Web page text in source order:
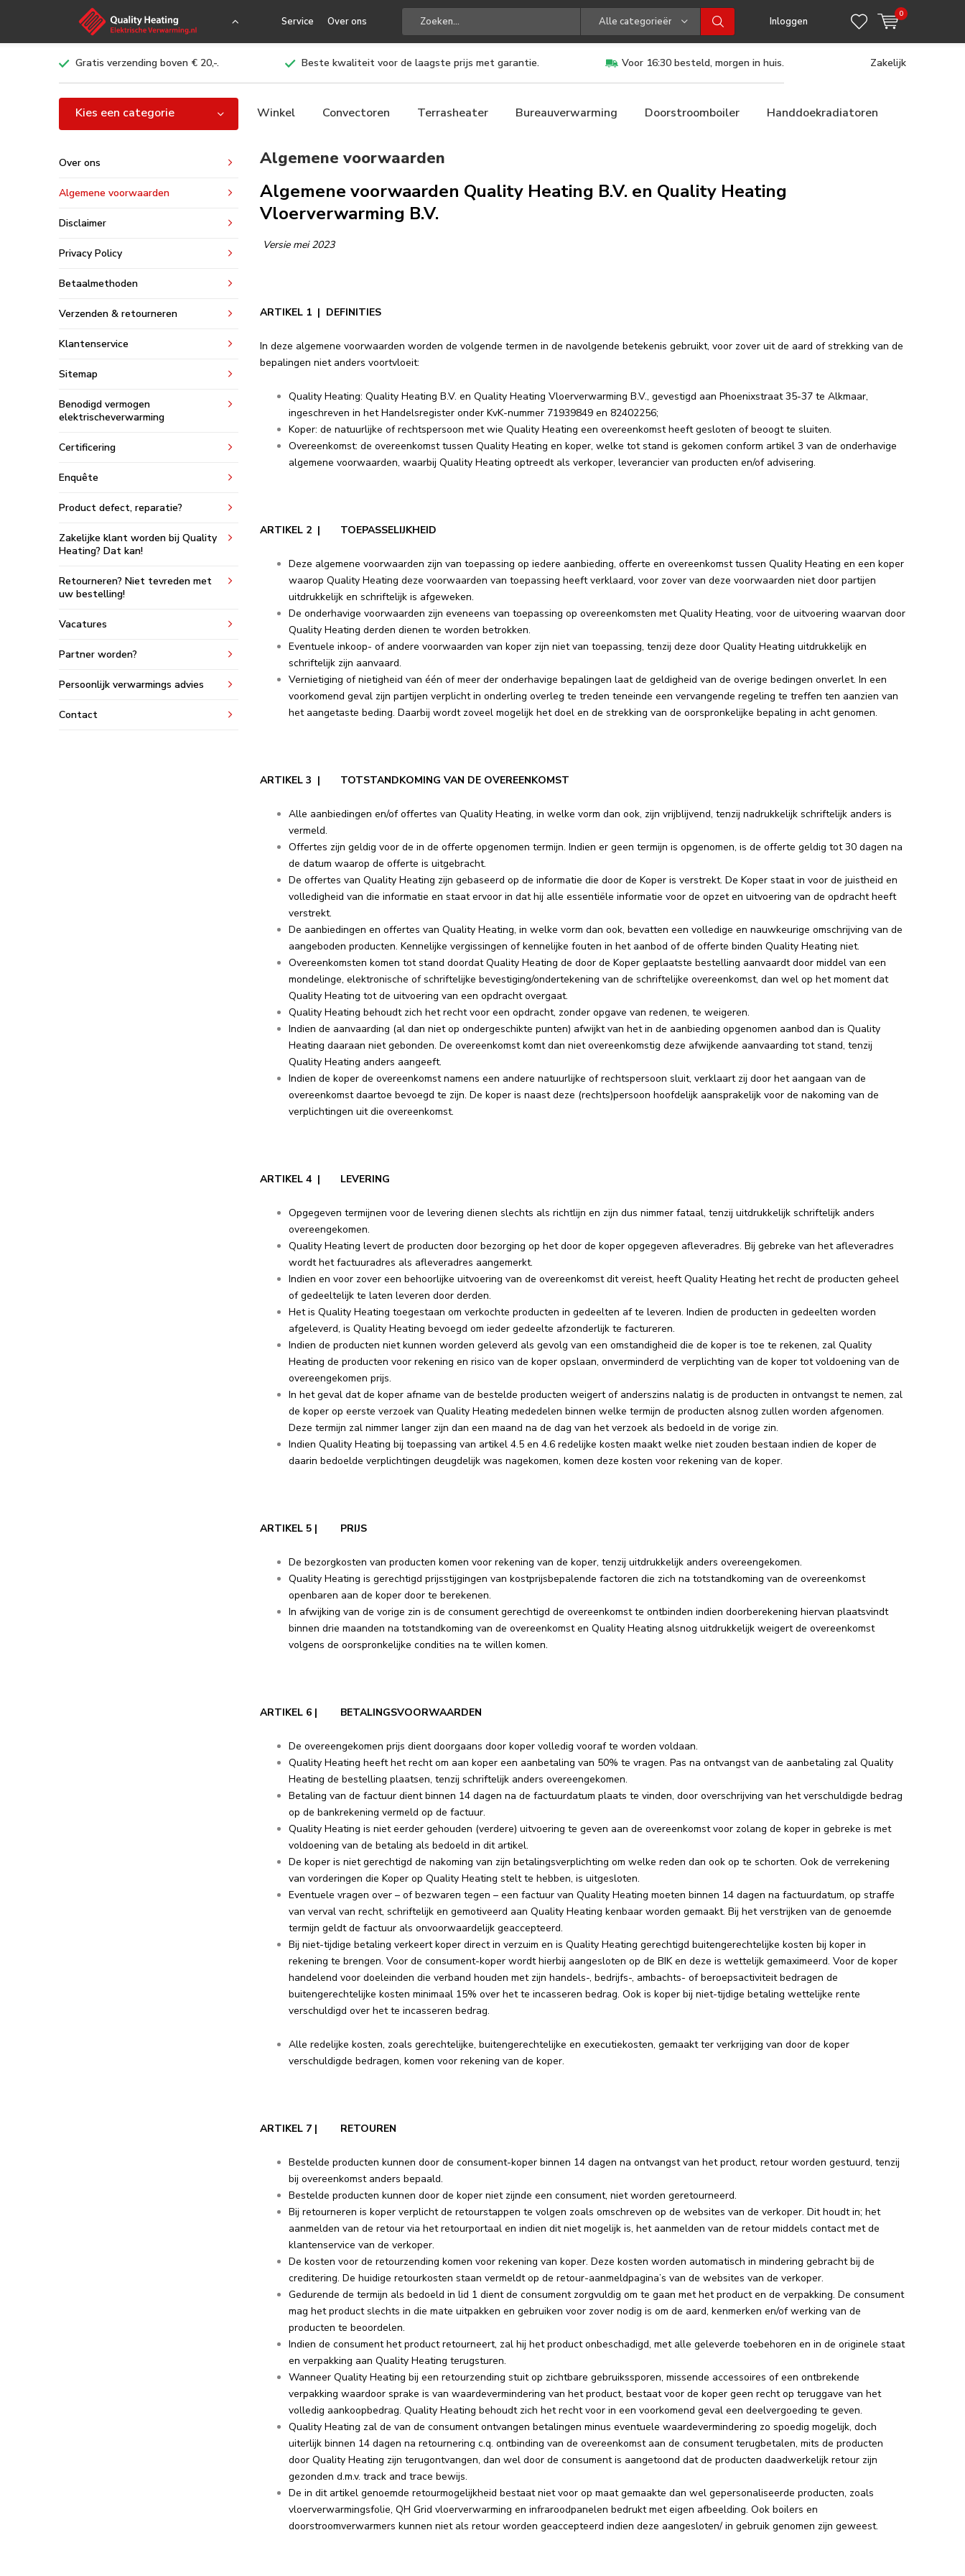
Service Over ons Alle categorieën Inloggen
0
Gratis verzending boven € 20,-. Beste kwaliteit voor de laagste prijs met garantie. Voor 16:30 besteld, morgen in huis. Zakelijk
Kies een categorie Winkel Convectoren Terrasheater Bureauverwarming Doorstroomboiler Handdoekradiatoren
Algemene voorwaarden
Algemene voorwaarden Quality Heating B.V. en Quality Heating
Vloerverwarming B.V.
Versie mei 2023
ARTIKEL 1 | DEFINITIES
In deze algemene voorwaarden worden de volgende termen in de navolgende betekenis gebruikt, voor zover uit de aard of strekking van de
bepalingen niet anders voortvloeit:
Quality Heating: Quality Heating B.V. en Quality Heating Vloerverwarming B.V., gevestigd aan Phoenixstraat 35-37 te Alkmaar,
ingeschreven in het Handelsregister onder KvK-nummer 71939849 en 82402256;
Koper: de natuurlijke of rechtspersoon met wie Quality Heating een overeenkomst heeft gesloten of beoogt te sluiten.
Overeenkomst: de overeenkomst tussen Quality Heating en koper, welke tot stand is gekomen conform artikel 3 van de onderhavige
algemene voorwaarden, waarbij Quality Heating optreedt als verkoper, leverancier van producten en/of advisering.
ARTIKEL 2 | TOEPASSELIJKHEID
Deze algemene voorwaarden zijn van toepassing op iedere aanbieding, offerte en overeenkomst tussen Quality Heating en een koper
waarop Quality Heating deze voorwaarden van toepassing heeft verklaard, voor zover van deze voorwaarden niet door partijen
uitdrukkelijk en schriftelijk is afgeweken.
De onderhavige voorwaarden zijn eveneens van toepassing op overeenkomsten met Quality Heating, voor de uitvoering waarvan door
Quality Heating derden dienen te worden betrokken.
Eventuele inkoop- of andere voorwaarden van koper zijn niet van toepassing, tenzij deze door Quality Heating uitdrukkelijk en
schriftelijk zijn aanvaard.
Vernietiging of nietigheid van één of meer der onderhavige bepalingen laat de geldigheid van de overige bedingen onverlet. In een
voorkomend geval zijn partijen verplicht in onderling overleg te treden teneinde een vervangende regeling te treffen ten aanzien van
het aangetaste beding. Daarbij wordt zoveel mogelijk het doel en de strekking van de oorspronkelijke bepaling in acht genomen.
ARTIKEL 3 | TOTSTANDKOMING VAN DE OVEREENKOMST
Alle aanbiedingen en/of offertes van Quality Heating, in welke vorm dan ook, zijn vrijblijvend, tenzij nadrukkelijk schriftelijk anders is
vermeld.
Offertes zijn geldig voor de in de offerte opgenomen termijn. Indien er geen termijn is opgenomen, is de offerte geldig tot 30 dagen na
de datum waarop de offerte is uitgebracht.
De offertes van Quality Heating zijn gebaseerd op de informatie die door de Koper is verstrekt. De Koper staat in voor de juistheid en
volledigheid van die informatie en staat ervoor in dat hij alle essentiële informatie voor de opzet en uitvoering van de opdracht heeft
verstrekt.
De aanbiedingen en offertes van Quality Heating, in welke vorm dan ook, bevatten een volledige en nauwkeurige omschrijving van de
aangeboden producten. Kennelijke vergissingen of kennelijke fouten in het aanbod of de offerte binden Quality Heating niet.
Overeenkomsten komen tot stand doordat Quality Heating de door de Koper geplaatste bestelling aanvaardt door middel van een
mondelinge, elektronische of schriftelijke bevestiging/ondertekening van de schriftelijke overeenkomst, dan wel op het moment dat
Quality Heating tot de uitvoering van een opdracht overgaat.
Quality Heating behoudt zich het recht voor een opdracht, zonder opgave van redenen, te weigeren.
Indien de aanvaarding (al dan niet op ondergeschikte punten) afwijkt van het in de aanbieding opgenomen aanbod dan is Quality
Heating daaraan niet gebonden. De overeenkomst komt dan niet overeenkomstig deze afwijkende aanvaarding tot stand, tenzij
Quality Heating anders aangeeft.
Indien de koper de overeenkomst namens een andere natuurlijke of rechtspersoon sluit, verklaart zij door het aangaan van de
overeenkomst daartoe bevoegd te zijn. De koper is naast deze (rechts)persoon hoofdelijk aansprakelijk voor de nakoming van de
verplichtingen uit die overeenkomst.
ARTIKEL 4 | LEVERING
Opgegeven termijnen voor de levering dienen slechts als richtlijn en zijn dus nimmer fataal, tenzij uitdrukkelijk schriftelijk anders
overeengekomen.
Quality Heating levert de producten door bezorging op het door de koper opgegeven afleveradres. Bij gebreke van het afleveradres
wordt het factuuradres als afleveradres aangemerkt.
Indien en voor zover een behoorlijke uitvoering van de overeenkomst dit vereist, heeft Quality Heating het recht de producten geheel
of gedeeltelijk te laten leveren door derden.
Het is Quality Heating toegestaan om verkochte producten in gedeelten af te leveren. Indien de producten in gedeelten worden
afgeleverd, is Quality Heating bevoegd om ieder gedeelte afzonderlijk te factureren.
Indien de producten niet kunnen worden geleverd als gevolg van een omstandigheid die de koper is toe te rekenen, zal Quality
Heating de producten voor rekening en risico van de koper opslaan, onverminderd de verplichting van de koper tot voldoening van de
overeengekomen prijs.
In het geval dat de koper afname van de bestelde producten weigert of anderszins nalatig is de producten in ontvangst te nemen, zal
de koper op eerste verzoek van Quality Heating mededelen binnen welke termijn de producten alsnog zullen worden afgenomen.
Deze termijn zal nimmer langer zijn dan een maand na de dag van het verzoek als bedoeld in de vorige zin.
Indien Quality Heating bij toepassing van artikel 4.5 en 4.6 redelijke kosten maakt welke niet zouden bestaan indien de koper de
daarin bedoelde verplichtingen deugdelijk was nagekomen, komen deze kosten voor rekening van de koper.
ARTIKEL 5 | PRIJS
De bezorgkosten van producten komen voor rekening van de koper, tenzij uitdrukkelijk anders overeengekomen.
Quality Heating is gerechtigd prijsstijgingen van kostprijsbepalende factoren die zich na totstandkoming van de overeenkomst
openbaren aan de koper door te berekenen.
In afwijking van de vorige zin is de consument gerechtigd de overeenkomst te ontbinden indien doorberekening hiervan plaatsvindt
binnen drie maanden na totstandkoming van de overeenkomst en Quality Heating alsnog uitdrukkelijk weigert de overeenkomst
volgens de oorspronkelijke condities na te willen komen.
ARTIKEL 6 | BETALINGSVOORWAARDEN
De overeengekomen prijs dient doorgaans door koper volledig vooraf te worden voldaan.
Quality Heating heeft het recht om aan koper een aanbetaling van 50% te vragen. Pas na ontvangst van de aanbetaling zal Quality
Heating de bestelling plaatsen, tenzij schriftelijk anders overeengekomen.
Betaling van de factuur dient binnen 14 dagen na de factuurdatum plaats te vinden, door overschrijving van het verschuldigde bedrag
op de bankrekening vermeld op de factuur.
Quality Heating is niet eerder gehouden (verdere) uitvoering te geven aan de overeenkomst voor zolang de koper in gebreke is met
voldoening van de betaling als bedoeld in dit artikel.
De koper is niet gerechtigd de nakoming van zijn betalingsverplichting om welke reden dan ook op te schorten. Ook de verrekening
van vorderingen die Koper op Quality Heating stelt te hebben, is uitgesloten.
Eventuele vragen over – of bezwaren tegen – een factuur van Quality Heating moeten binnen 14 dagen na factuurdatum, op straffe
van verval van recht, schriftelijk en gemotiveerd aan Quality Heating kenbaar worden gemaakt. Bij het verstrijken van de genoemde
termijn geldt de factuur als onvoorwaardelijk geaccepteerd.
Bij niet-tijdige betaling verkeert koper direct in verzuim en is Quality Heating gerechtigd buitengerechtelijke kosten bij koper in
rekening te brengen. Voor de consument-koper wordt hierbij aangesloten op de BIK en deze is wettelijk gemaximeerd. Voor de koper
handelend voor doeleinden die verband houden met zijn handels-, bedrijfs-, ambachts- of beroepsactiviteit bedragen de
buitengerechtelijke kosten minimaal 15% over het te incasseren bedrag. Ook is koper bij niet-tijdige betaling wettelijke rente
verschuldigd over het te incasseren bedrag.
Alle redelijke kosten, zoals gerechtelijke, buitengerechtelijke en executiekosten, gemaakt ter verkrijging van door de koper
verschuldigde bedragen, komen voor rekening van de koper.
ARTIKEL 7 | RETOUREN
Bestelde producten kunnen door de consument-koper binnen 14 dagen na ontvangst van het product, retour worden gestuurd, tenzij
bij overeenkomst anders bepaald.
Bestelde producten kunnen door de koper niet zijnde een consument, niet worden geretourneerd.
Bij retourneren is koper verplicht de retourstappen te volgen zoals omschreven op de websites van de verkoper. Dit houdt in; het
aanmelden van de retour via het retourportaal en indien dit niet mogelijk is, het aanmelden van de retour middels contact met de
klantenservice van de verkoper.
De kosten voor de retourzending komen voor rekening van koper. Deze kosten worden automatisch in mindering gebracht bij de
creditering. De huidige retourkosten staan vermeldt op de retour-aanmeldpagina’s van de websites van de verkoper.
Gedurende de termijn als bedoeld in lid 1 dient de consument zorgvuldig om te gaan met het product en de verpakking. De consument
mag het product slechts in die mate uitpakken en gebruiken voor zover nodig is om de aard, kenmerken en/of werking van de
producten te beoordelen.
Indien de consument het product retourneert, zal hij het product onbeschadigd, met alle geleverde toebehoren en in de originele staat
en verpakking aan Quality Heating terugsturen.
Wanneer Quality Heating bij een retourzending stuit op zichtbare gebruikssporen, missende accessoires of een ontbrekende
verpakking waardoor sprake is van waardevermindering van het product, bestaat voor de koper geen recht op teruggave van het
volledig aankoopbedrag. Quality Heating behoudt zich het recht voor in een voorkomend geval een deelvergoeding te geven.
Quality Heating zal de van de consument ontvangen betalingen minus eventuele waardevermindering zo spoedig mogelijk, doch
uiterlijk binnen 14 dagen na retournering c.q. ontbinding van de overeenkomst aan de consument terugbetalen, mits de producten
door Quality Heating zijn terugontvangen, dan wel door de consument is aangetoond dat de producten daadwerkelijk retour zijn
gezonden d.m.v. track and trace bewijs.
De in dit artikel genoemde retourmogelijkheid bestaat niet voor op maat gemaakte dan wel gepersonaliseerde producten, zoals
vloerverwarmingsfolie, QH Grid vloerverwarming en infraroodpanelen bedrukt met eigen afbeelding. Ook boilers en
doorstroomverwarmers kunnen niet als retour worden geaccepteerd indien deze aangesloten/ in gebruik genomen zijn geweest.
Over ons
Algemene voorwaarden
Disclaimer
Privacy Policy
Betaalmethoden
Verzenden & retourneren
Klantenservice
Sitemap
Benodigd vermogen
elektrischeverwarming
Certificering
Enquête
Product defect, reparatie?
Zakelijke klant worden bij Quality
Heating? Dat kan!
Retourneren? Niet tevreden met
uw bestelling!
Vacatures
Partner worden?
Persoonlijk verwarmings advies
Contact